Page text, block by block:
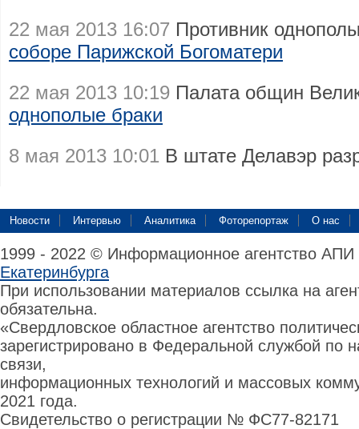
22 мая 2013 16:07 Противник
соборе Парижской Богоматери
22 мая 2013 10:19 Палата общин
однополые браки
8 мая 2013 10:01 В штате Делавэр
Новости Интервью Аналитика Фоторепортаж О нас
1999 - 2022 © Информационное агентство
Екатеринбурга
При использовании материалов ссылка на
обязательна.
«Свердловское областное агентство
зарегистрировано в Федеральной службой по
связи,
информационных технологий и массовых
2021 года.
Свидетельство о регистрации № ФС77-82171